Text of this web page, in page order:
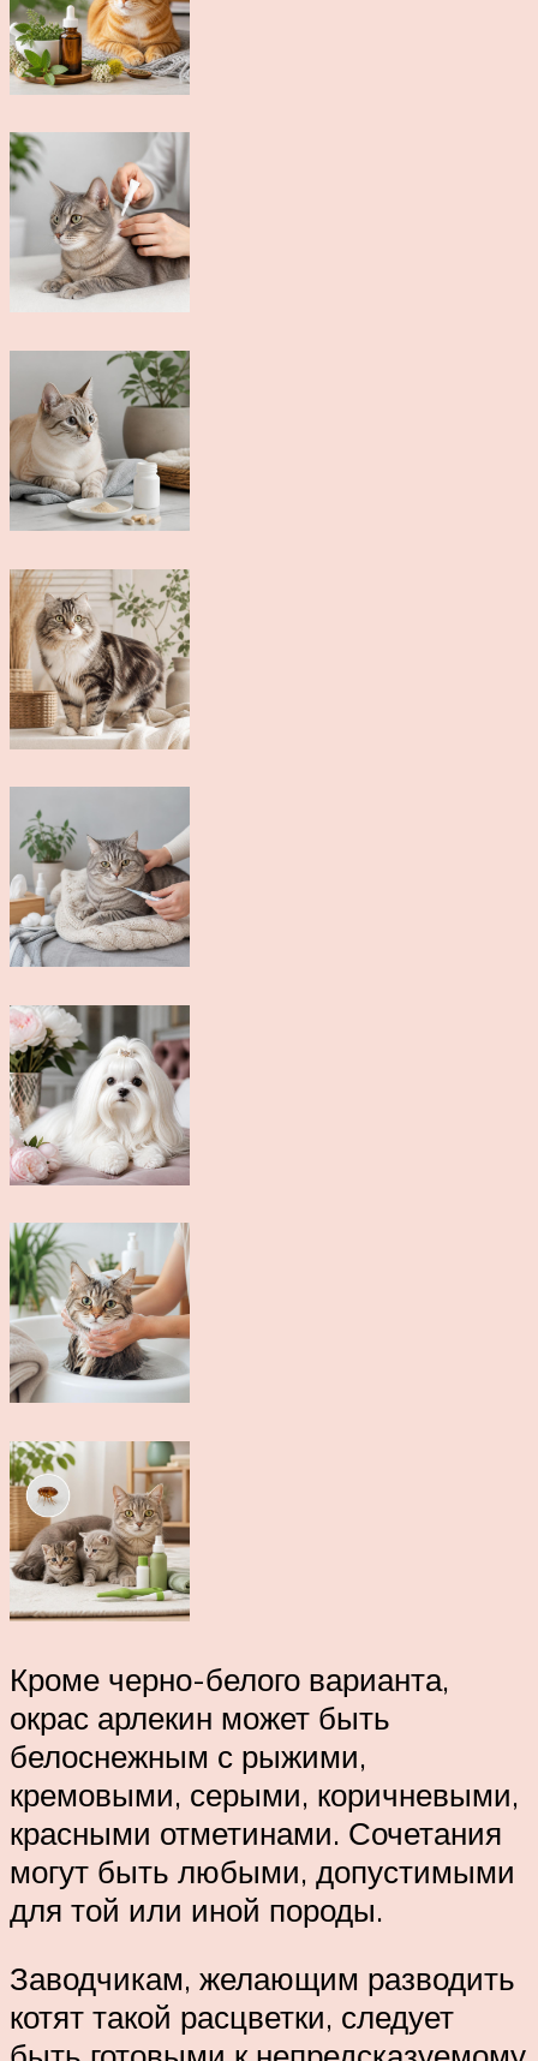
Кроме черно-белого варианта,
окрас арлекин может быть
белоснежным с рыжими,
кремовыми, серыми, коричневыми,
красными отметинами. Сочетания
могут быть любыми, допустимыми
для той или иной породы.
Заводчикам, желающим разводить
котят такой расцветки, следует